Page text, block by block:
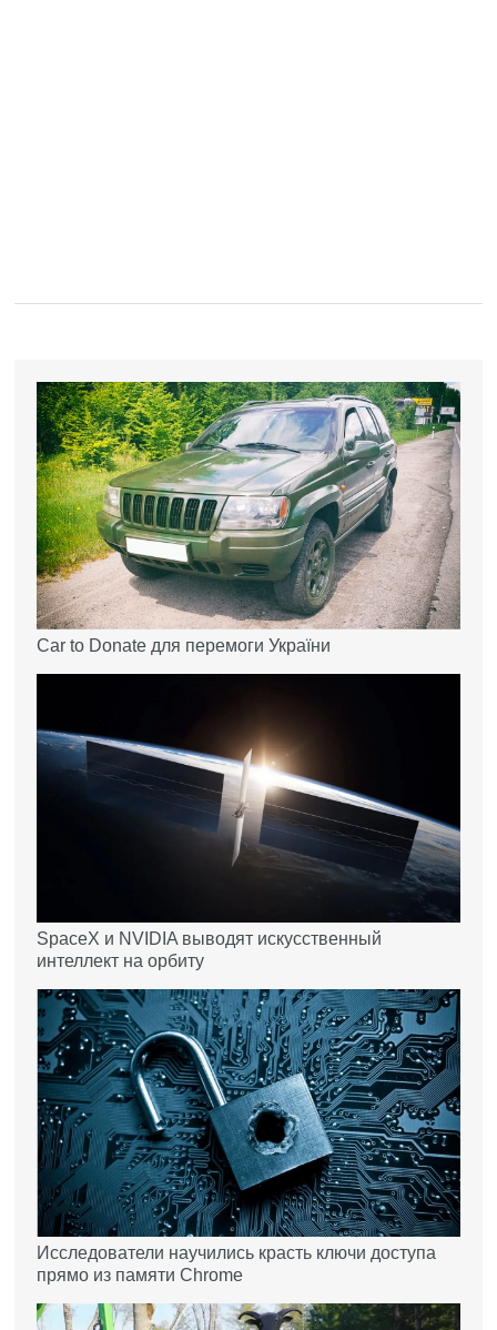
Car to Donate для перемоги України
SpaceX и NVIDIA выводят искусственный
интеллект на орбиту
Исследователи научились красть ключи доступа
прямо из памяти Chrome